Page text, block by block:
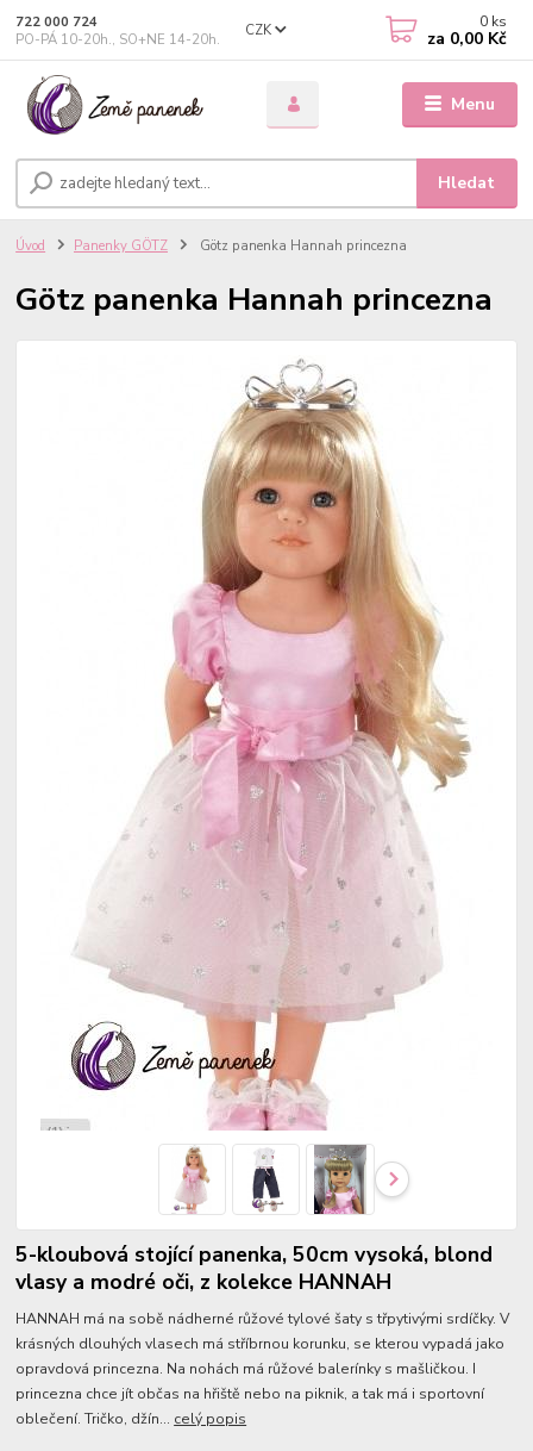
Menu
CZK
Hledat
722 000 724
PO-PÁ 10-20h., SO+NE 14-20h.
0 ks
za 0,00 Kč
Úvod Panenky GÖTZ Götz panenka Hannah princezna
Götz panenka Hannah princezna
5-kloubová stojící panenka, 50cm vysoká, blond
vlasy a modré oči, z kolekce HANNAH
HANNAH má na sobě nádherné růžové tylové šaty s třpytivými srdíčky. V
krásných dlouhých vlasech má stříbrnou korunku, se kterou vypadá jako
opravdová princezna. Na nohách má růžové balerínky s mašličkou. I
princezna chce jít občas na hřiště nebo na piknik, a tak má i sportovní
oblečení. Tričko, džín... celý popis